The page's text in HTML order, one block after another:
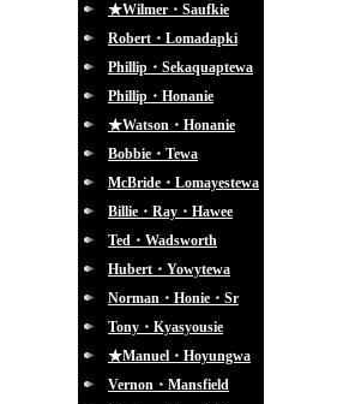
★Wilmer・Saufkie
Robert・Lomadapki
Phillip・Sekaquaptewa
Phillip・Honanie
★Watson・Honanie
Bobbie・Tewa
McBride・Lomayestewa
Billie・Ray・Hawee
Ted・Wadsworth
Hubert・Yowytewa
Norman・Honie・Sr
Tony・Kyasyousie
★Manuel・Hoyungwa
Vernon・Mansfield